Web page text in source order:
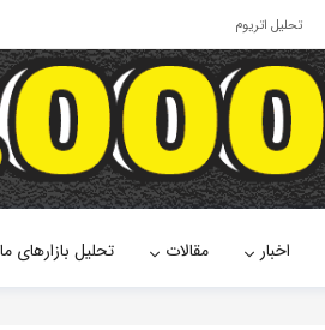
تحلیل اتریوم
اخبار مقالات تحلیل بازارهای